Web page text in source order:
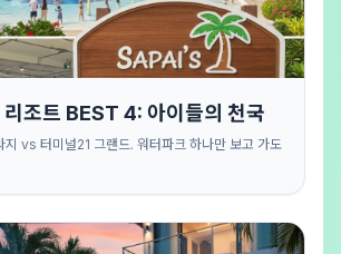
리조트 BEST 4: 아이들의 천국
지 vs 터미널21 그랜드. 워터파크 하나만 보고 가도